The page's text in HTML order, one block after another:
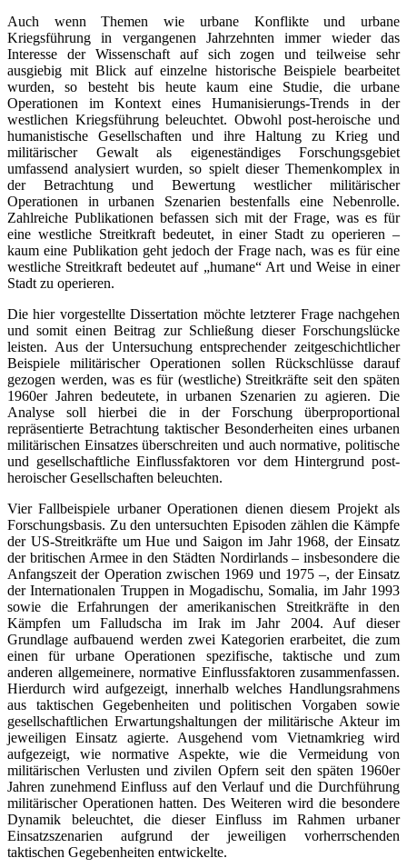
Auch wenn Themen wie urbane Konflikte und urbane
Kriegsführung in vergangenen Jahrzehnten immer wieder das
Interesse der Wissenschaft auf sich zogen und teilweise sehr
ausgiebig mit Blick auf einzelne historische Beispiele bearbeitet
wurden, so besteht bis heute kaum eine Studie, die urbane
Operationen im Kontext eines Humanisierungs-Trends in der
westlichen Kriegsführung beleuchtet. Obwohl post-heroische und
humanistische Gesellschaften und ihre Haltung zu Krieg und
militärischer Gewalt als eigeneständiges Forschungsgebiet
umfassend analysiert wurden, so spielt dieser Themenkomplex in
der Betrachtung und Bewertung westlicher militärischer
Operationen in urbanen Szenarien bestenfalls eine Nebenrolle.
Zahlreiche Publikationen befassen sich mit der Frage, was es für
eine westliche Streitkraft bedeutet, in einer Stadt zu operieren –
kaum eine Publikation geht jedoch der Frage nach, was es für eine
westliche Streitkraft bedeutet auf „humane“ Art und Weise in einer
Stadt zu operieren.
Die hier vorgestellte Dissertation möchte letzterer Frage nachgehen
und somit einen Beitrag zur Schließung dieser Forschungslücke
leisten. Aus der Untersuchung entsprechender zeitgeschichtlicher
Beispiele militärischer Operationen sollen Rückschlüsse darauf
gezogen werden, was es für (westliche) Streitkräfte seit den späten
1960er Jahren bedeutete, in urbanen Szenarien zu agieren. Die
Analyse soll hierbei die in der Forschung überproportional
repräsentierte Betrachtung taktischer Besonderheiten eines urbanen
militärischen Einsatzes überschreiten und auch normative, politische
und gesellschaftliche Einflussfaktoren vor dem Hintergrund post-
heroischer Gesellschaften beleuchten.
Vier Fallbeispiele urbaner Operationen dienen diesem Projekt als
Forschungsbasis. Zu den untersuchten Episoden zählen die Kämpfe
der US-Streitkräfte um Hue und Saigon im Jahr 1968, der Einsatz
der britischen Armee in den Städten Nordirlands – insbesondere die
Anfangszeit der Operation zwischen 1969 und 1975 –, der Einsatz
der Internationalen Truppen in Mogadischu, Somalia, im Jahr 1993
sowie die Erfahrungen der amerikanischen Streitkräfte in den
Kämpfen um Falludscha im Irak im Jahr 2004. Auf dieser
Grundlage aufbauend werden zwei Kategorien erarbeitet, die zum
einen für urbane Operationen spezifische, taktische und zum
anderen allgemeinere, normative Einflussfaktoren zusammenfassen.
Hierdurch wird aufgezeigt, innerhalb welches Handlungsrahmens
aus taktischen Gegebenheiten und politischen Vorgaben sowie
gesellschaftlichen Erwartungshaltungen der militärische Akteur im
jeweiligen Einsatz agierte. Ausgehend vom Vietnamkrieg wird
aufgezeigt, wie normative Aspekte, wie die Vermeidung von
militärischen Verlusten und zivilen Opfern seit den späten 1960er
Jahren zunehmend Einfluss auf den Verlauf und die Durchführung
militärischer Operationen hatten. Des Weiteren wird die besondere
Dynamik beleuchtet, die dieser Einfluss im Rahmen urbaner
Einsatzszenarien aufgrund der jeweiligen vorherrschenden
taktischen Gegebenheiten entwickelte.